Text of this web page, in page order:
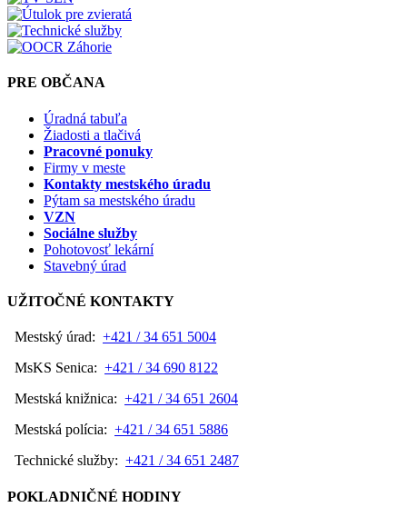
PRE OBČANA
Úradná tabuľa
Žiadosti a tlačivá
Pracovné ponuky
Firmy v meste
Kontakty mestského úradu
Pýtam sa mestského úradu
VZN
Sociálne služby
Pohotovosť lekární
Stavebný úrad
UŽITOČNÉ KONTAKTY
Mestský úrad: +421 / 34 651 5004
MsKS Senica: +421 / 34 690 8122
Mestská knižnica: +421 / 34 651 2604
Mestská polícia: +421 / 34 651 5886
Technické služby: +421 / 34 651 2487
POKLADNIČNÉ HODINY